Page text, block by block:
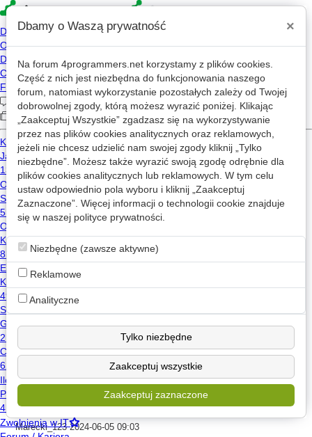
4p » Forum
Nietuzinkowe tematy
« 1 2 6 ... 72 »
Nowy wątek
Inżynieria scrapowania czegoś co nie ma początku ani końca
9 901
1
scraping
PaxMaker
Przełączanie kontekstu na architekyrze RISC a CISC
loza_prowizoryczna
Ksef initSigned, problem z podpisem xades, błąd 3100, 400 bad request
programowanie
c#
2024-06-20 13:30
To jak można pobrać to UPO w PDF
Marecki_123 2024-06-05 09:03
Dbamy o Waszą prywatność ×
Na forum 4programmers.net korzystamy z plików cookies.
Część z nich jest niezbędna do funkcjonowania naszego
forum, natomiast wykorzystanie pozostałych zależy od Twojej
dobrowolnej zgody, którą możesz wyrazić poniżej. Klikając
„Zaakceptuj Wszystkie” zgadzasz się na wykorzystywanie
przez nas plików cookies analitycznych oraz reklamowych,
jeżeli nie chcesz udzielić nam swojej zgody kliknij „Tylko
niezbędne”. Możesz także wyrazić swoją zgodę odrębnie dla
plików cookies analitycznych lub reklamowych. W tym celu
ustaw odpowiednio pola wyboru i kliknij „Zaakceptuj
Zaznaczone”. Więcej informacji o technologii cookie znajduje
się w naszej polityce prywatności.
Niezbędne (zawsze aktywne)
Reklamowe
Analityczne
Tylko niezbędne
Zaakceptuj wszystkie
Zaakceptuj zaznaczone